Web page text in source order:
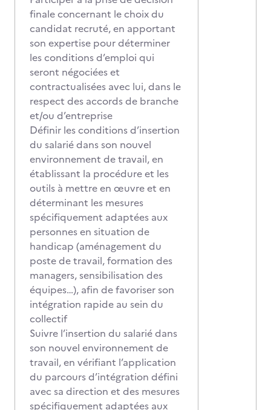
finale concernant le choix du
candidat recruté, en apportant
son expertise pour déterminer
les conditions d’emploi qui
seront négociées et
contractualisées avec lui, dans le
respect des accords de branche
et/ou d’entreprise
Définir les conditions d’insertion
du salarié dans son nouvel
environnement de travail, en
établissant la procédure et les
outils à mettre en œuvre et en
déterminant les mesures
spécifiquement adaptées aux
personnes en situation de
handicap (aménagement du
poste de travail, formation des
managers, sensibilisation des
équipes…), afin de favoriser son
intégration rapide au sein du
collectif
Suivre l’insertion du salarié dans
son nouvel environnement de
travail, en vérifiant l’application
du parcours d’intégration défini
avec sa direction et des mesures
spécifiquement adaptées aux